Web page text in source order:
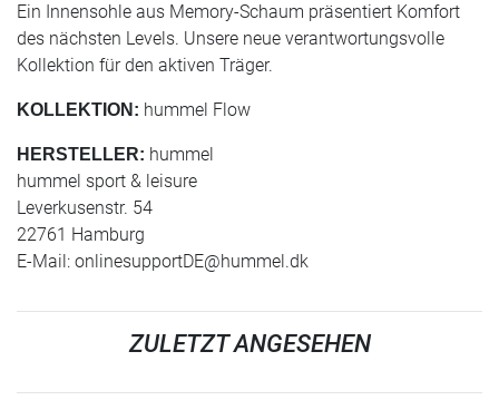
Ein Innensohle aus Memory-Schaum präsentiert Komfort
des nächsten Levels. Unsere neue verantwortungsvolle
Kollektion für den aktiven Träger.
KOLLEKTION: hummel Flow
HERSTELLER: hummel
hummel sport & leisure
Leverkusenstr. 54
22761 Hamburg
E-Mail: onlinesupportDE@hummel.dk
ZULETZT ANGESEHEN